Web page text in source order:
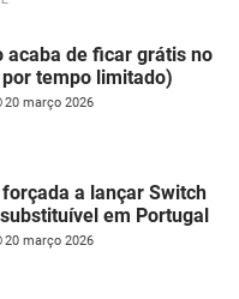
acaba de ficar grátis no
tempo limitado)
20 março 2026
a lançar Switch
em Portugal
20 março 2026